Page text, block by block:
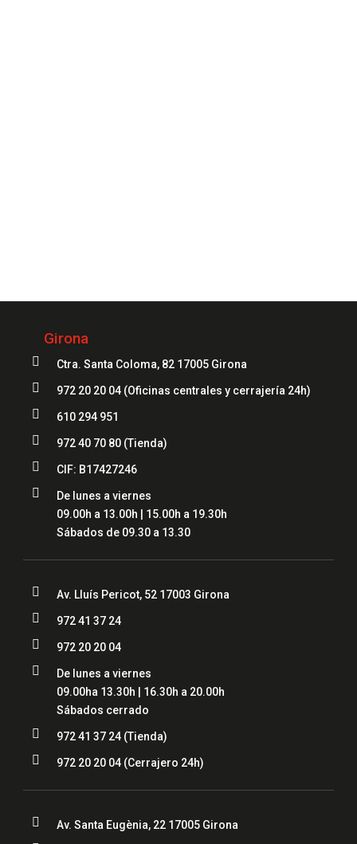
Girona
 Ctra. Santa Coloma, 82 17005 Girona
 972 20 20 04 (Oficinas centrales y cerrajería 24h)
 610 294 951
 972 40 70 80 (Tienda)
 CIF: B17427246

De lunes a viernes
09.00h a 13.00h | 15.00h a 19.30h
Sábados de 09.30 a 13.30
 Av. Lluís Pericot, 52 17003 Girona
 972 41 37 24
 972 20 20 04

De lunes a viernes
09.00ha 13.30h | 16.30h a 20.00h
Sábados cerrado
 972 41 37 24 (Tienda)
 972 20 20 04(Cerrajero 24h)
 Av. Santa Eugènia, 22 17005 Girona